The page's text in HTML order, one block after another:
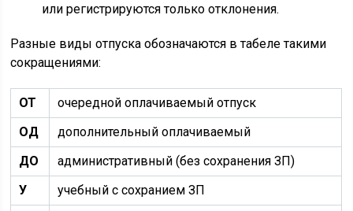
или регистрируются только отклонения.
Разные виды отпуска обозначаются в табеле такими
сокращениями:
ОТ
очередной оплачиваемый отпуск
ОД
дополнительный оплачиваемый
ДО
административный (без сохранения ЗП)
У
учебный с сохранием ЗП